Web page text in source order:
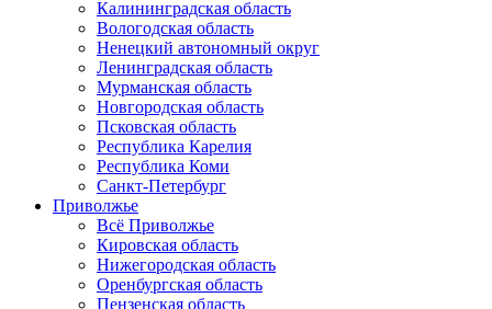
Калининградская область
Вологодская область
Ненецкий автономный округ
Ленинградская область
Мурманская область
Новгородская область
Псковская область
Республика Карелия
Республика Коми
Санкт-Петербург
Приволжье
Всё Приволжье
Кировская область
Нижегородская область
Оренбургская область
Пензенская область